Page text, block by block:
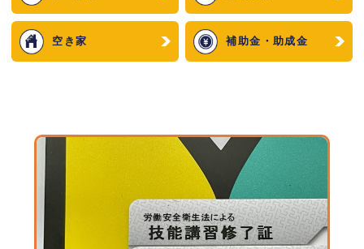
空き家 補助金・助成金